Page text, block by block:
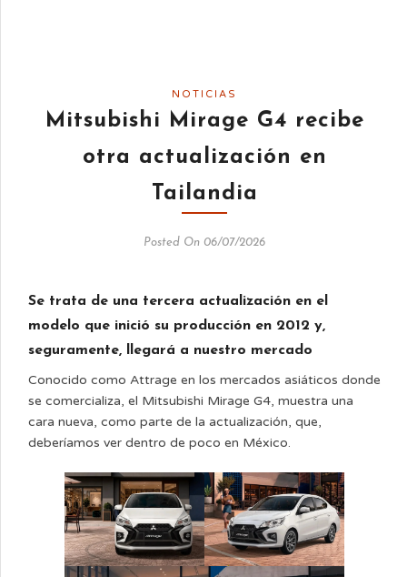
NOTICIAS
Mitsubishi Mirage G4 recibe
otra actualización en
Tailandia
Posted On 06/07/2026
Se trata de una tercera actualización en el
modelo que inició su producción en 2012 y,
seguramente, llegará a nuestro mercado
Conocido como Attrage en los mercados asiáticos donde
se comercializa, el Mitsubishi Mirage G4, muestra una
cara nueva, como parte de la actualización, que,
deberíamos ver dentro de poco en México.